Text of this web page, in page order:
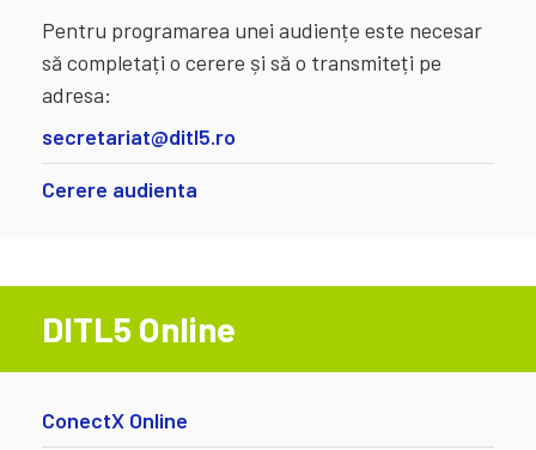
Pentru programarea unei audiențe este necesar
să completați o cerere și să o transmiteți pe
adresa:
secretariat@ditl5.ro
Cerere audienta
DITL5 Online
ConectX Online